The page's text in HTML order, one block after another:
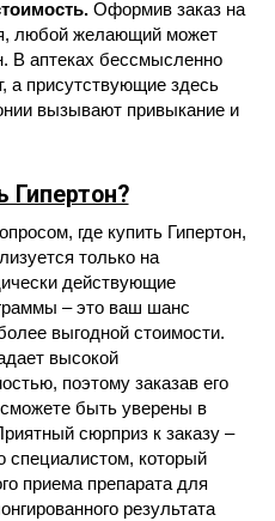
Оформив заказ на
любой желающий может
В аптеках бессмысленно
а присутствующие здесь
вызывают привыкание и
Гипертон?
где купить Гипертон,
только на
действующие
– это ваш шанс
выгодной стоимости.
высокой
поэтому заказав его
быть уверены в
сюрприз к заказу –
специалистом, который
приема препарата для
результата